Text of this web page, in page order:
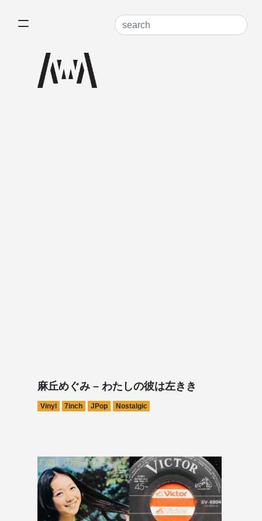
麻丘めぐみ – わたしの彼は左きき
Vinyl 7inch JPop Nostalgic